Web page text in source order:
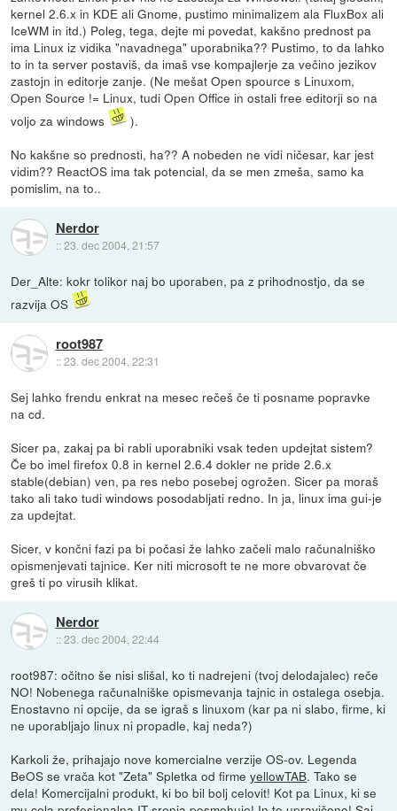
kernel 2.6.x in KDE ali Gnome, pustimo minimalizem ala FluxBox ali
IceWM in itd.) Poleg, tega, dejte mi povedat, kakšno prednost pa
ima Linux iz vidika "navadnega" uporabnika?? Pustimo, to da lahko
to in ta server postaviš, da imaš vse kompajlerje za večino jezikov
zastojn in editorje zanje. (Ne mešat Open spource s Linuxom,
Open Source != Linux, tudi Open Office in ostali free editorji so na
voljo za windows
).
No kakšne so prednosti, ha?? A nobeden ne vidi ničesar, kar jest
vidim?? ReactOS ima tak potencial, da se men zmeša, samo ka
pomislim, na to..
Nerdor
::23. dec 2004, 21:57
Der_Alte: kokr tolikor naj bo uporaben, pa z prihodnostjo, da se
razvija OS
root987
::23. dec 2004, 22:31
Sej lahko frendu enkrat na mesec rečeš če ti posname popravke
na cd.
Sicer pa, zakaj pa bi rabli uporabniki vsak teden updejtat sistem?
Če bo imel firefox 0.8 in kernel 2.6.4 dokler ne pride 2.6.x
stable(debian) ven, pa res nebo posebej ogrožen. Sicer pa moraš
tako ali tako tudi windows posodabljati redno. In ja, linux ima gui-je
za updejtat.
Sicer, v končni fazi pa bi počasi že lahko začeli malo računalniško
opismenjevati tajnice. Ker niti microsoft te ne more obvarovat če
greš ti po virusih klikat.
Nerdor
::23. dec 2004, 22:44
root987: očitno še nisi slišal, ko ti nadrejeni (tvoj delodajalec) reče
NO! Nobenega računalniške opismevanja tajnic in ostalega osebja.
Enostavno ni opcije, da se igraš s linuxom (kar pa ni slabo, firme, ki
ne uporabljajo linux ni propadle, kaj neda?)
Karkoli že, prihajajo nove komercialne verzije OS-ov. Legenda
BeOS se vrača kot "Zeta" Spletka od firmeyellowTAB. Tako se
dela! Komercijalni produkt, ki bo bil bolj celovit! Kot pa Linux, ki se